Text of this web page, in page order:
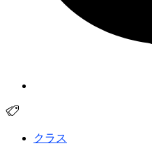
クラス